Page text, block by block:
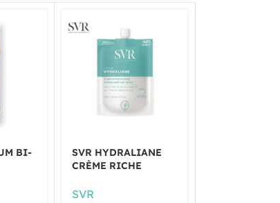
BI-
SVR HYDRALIANE
CRÈME RICHE
SVR